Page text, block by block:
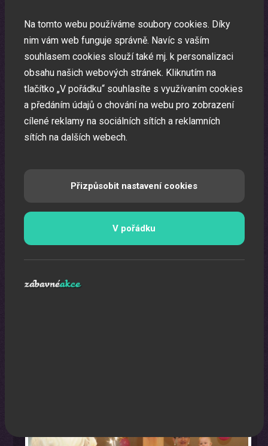
Program na firemní akci a firemní večírek na klíč
Zábavná akce na míru dle Vašeho přání.
Na tomto webu používáme soubory cookies. Díky
nim vám web funguje správně. Navíc s vaším
souhlasem cookies slouží také mj. k personalizaci
obsahu našich webových stránek. Kliknutím na
tlačítko „V pořádku“ souhlasíte s využívaním cookies
a předáním údajů o chování na webu pro zobrazení
cílené reklamy na sociálních sítích a reklamních
sítích na dalších webech.
Přizpůsobit nastavení cookies
V pořádku